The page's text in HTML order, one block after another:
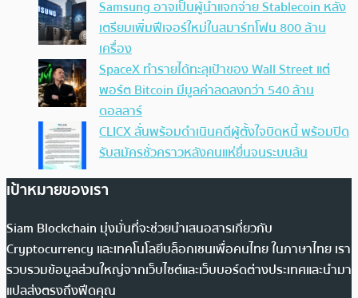
Samsung อาจเป็นผู้นำแจกจ่าย Stablecoin หลัง
เตรียมเพิ่มฟีเจอร์ใหม่ในสมาร์ทโฟน 800 ล้าน
เครื่อง
SpaceX ทำรายได้ทะลุเป้าของ Wall Street แต่
พอร์ต Bitcoin มีมูลค่าลดลงกว่า 540 ล้าน
ดอลลาร์
CLICX ลั่นพร้อมดำเนินคดีผู้ตั้งใจบิดหนี้ พร้อมปิด
รับสมัครชั่วคราวหลังคนแห่ยื่นจนระบบล้น
เป้าหมายของเรา
Siam Blockchain มุ่งมั่นที่จะช่วยนำเสนอสารเกี่ยวกับ
Cryptocurrency และเทคโนโลยีบล็อกเชนเพื่อคนไทย ในภาษาไทย เรา
รวบรวมข้อมูลส่วนใหญ่จากเว็บไซต์และเว็บบอร์ดต่างประเทศและนำมา
แปลส่งตรงถึงฟีดคุณ